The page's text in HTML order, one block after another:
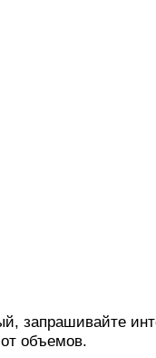
запрашивайте
объемов.